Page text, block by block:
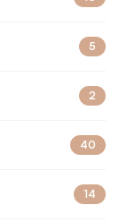
5
2
40
14